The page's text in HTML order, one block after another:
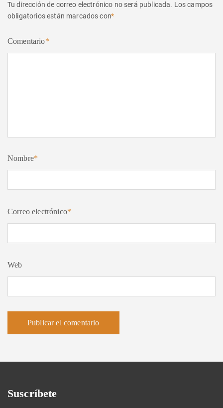
Tu dirección de correo electrónico no será publicada. Los campos
obligatorios están marcados con*
Comentario*
Nombre*
Correo electrónico*
Web
Suscríbete